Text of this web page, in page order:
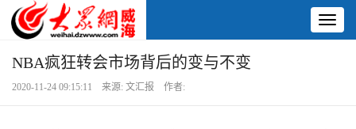
NBA疯狂转会市场背后的变与不变
2020-11-24 09:15:11 来源: 文汇报 作者: